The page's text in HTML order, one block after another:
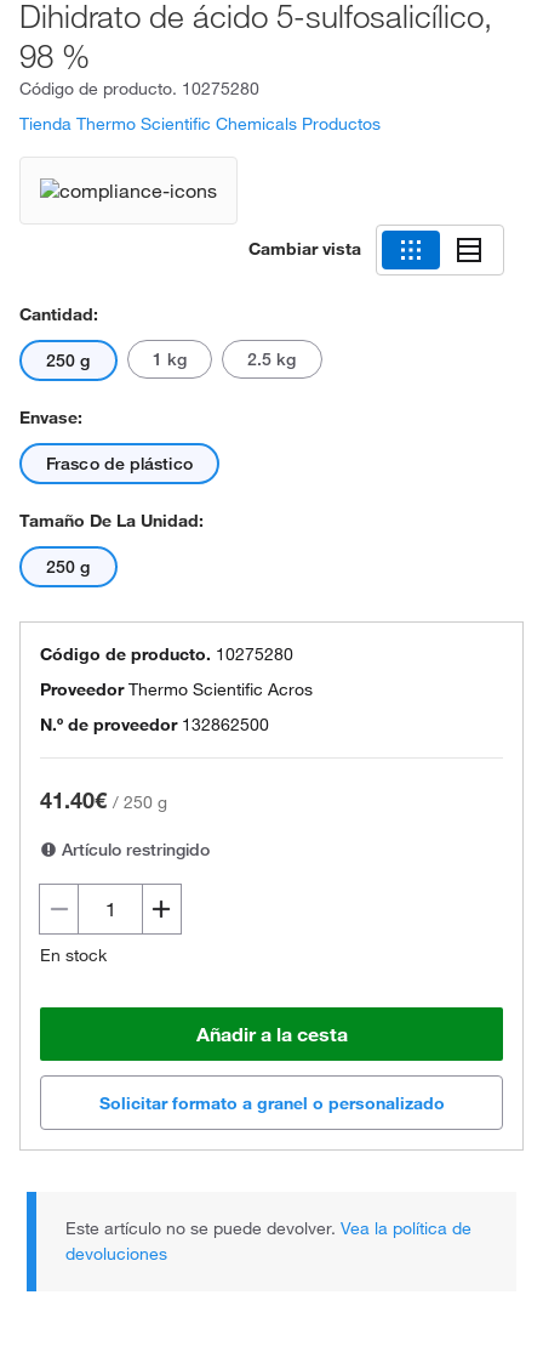
Dihidrato de ácido 5-sulfosalicílico,
98 %
Código de producto. 10275280
Tienda Thermo Scientific Chemicals Productos
Cambiar vista
Cantidad:
250 g 1 kg 2.5 kg
Envase:
Frasco de plástico
Tamaño De La Unidad:
250 g
Código de producto. 10275280
ProveedorThermo Scientific Acros
N.º de proveedor 132862500
41.40€ / 250 g
Artículo restringido
En stock
Añadir a la cesta
Solicitar formato a granel o personalizado
Este artículo no se puede devolver.Vea la política de
devoluciones